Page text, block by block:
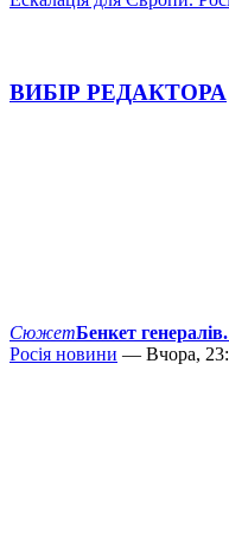
ВИБІР РЕДАКТОРА
СюжетБенкет
Росія новини — Вчора,